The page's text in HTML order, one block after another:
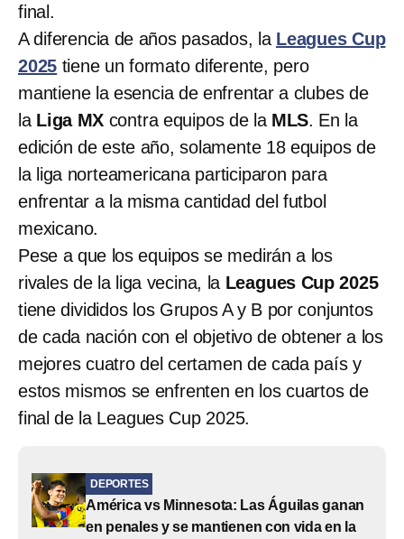
final.
A diferencia de años pasados, la Leagues Cup
2025 tiene un formato diferente, pero
mantiene la esencia de enfrentar a clubes de
la Liga MX contra equipos de la MLS. En la
edición de este año, solamente 18 equipos de
la liga norteamericana participaron para
enfrentar a la misma cantidad del futbol
mexicano.
Pese a que los equipos se medirán a los
rivales de la liga vecina, la Leagues Cup 2025
tiene divididos los Grupos A y B por conjuntos
de cada nación con el objetivo de obtener a los
mejores cuatro del certamen de cada país y
estos mismos se enfrenten en los cuartos de
final de la Leagues Cup 2025.
DEPORTES
América vs Minnesota: Las Águilas ganan
en penales y se mantienen con vida en la